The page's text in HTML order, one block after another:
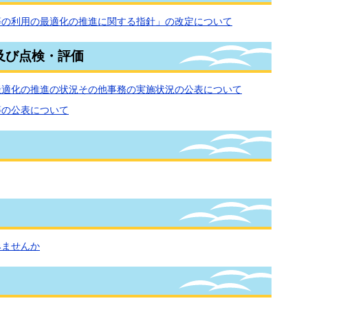
利用の最適化の推進に関する指針」の改定について
び点検・評価
化の推進の状況その他事務の実施状況の公表について
公表について
せんか